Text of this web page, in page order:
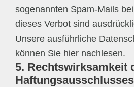
sogenannten Spam-Mails
dieses Verbot sind
Unsere ausführliche
können Sie hier nachlesen.
5. Rechtswirksamkeit
Haftungsausschlusses